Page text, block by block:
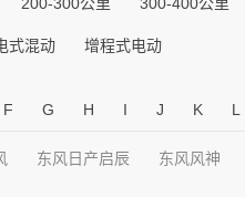
式混动 增程式电动
F G H I J K L
东风日产启辰 东风风神